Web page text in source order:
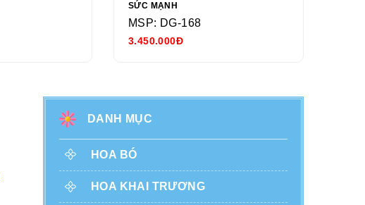
SỨC MẠNH
MSP: DG-168
3.450.000Đ
DANH MỤC
HOA BÓ
HOA KHAI TRƯƠNG